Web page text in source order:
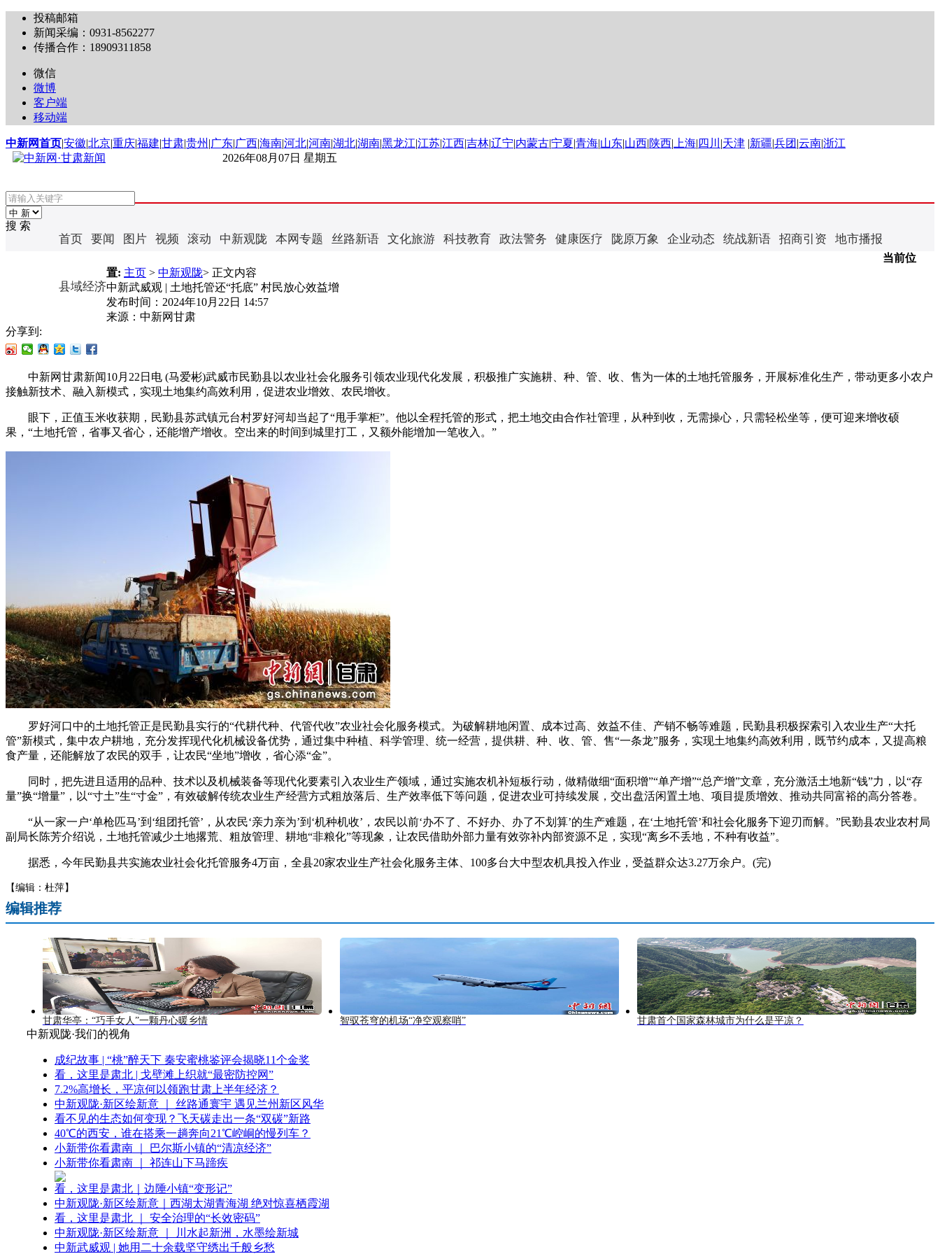
投稿邮箱
新闻采编：0931-8562277
传播合作：18909311858
微信
微博
客户端
移动端
中新网首页|安徽|北京|重庆|福建|甘肃|贵州 |广东|广西|海南|河北|河南|湖北|湖南|黑龙江|江苏|江西|吉林|辽宁|内蒙古|宁夏|青海|山东|山西|陕西| 上海| 四川 |天津 |新疆|兵团 |云南|浙江
2026年08月07日 星期五
搜 索
首页 要闻 图片 视频 滚动 中新观陇 本网专题 丝路新语 文化旅游 科技教育 政法警务 健康医疗 陇原万象 企业动态 统战新语 招商引资 地市播报
县域经济
当前位
置: 主页 > 中新观陇> 正文内容
中新武威观 | 土地托管还“托底” 村民放心效益增
发布时间： 2024年10月22日 14:57
来源： 中新网甘肃
分享到:
中新网甘肃新闻10月22日电 (马爱彬)武威市民勤县以农业社会化服务引领农业现代化发展，积极推广实施耕、种、管、收、售为一体的土地托管服务，开展标准化生产，带动更多小农户
接触新技术、融入新模式，实现土地集约高效利用，促进农业增效、农民增收。
眼下，正值玉米收获期，民勤县苏武镇元台村罗好河却当起了“甩手掌柜”。他以全程托管的形式，把土地交由合作社管理，从种到收，无需操心，只需轻松坐等，便可迎来增收硕
果，“土地托管，省事又省心，还能增产增收。空出来的时间到城里打工，又额外能增加一笔收入。”
罗好河口中的土地托管正是民勤县实行的“代耕代种、代管代收”农业社会化服务模式。为破解耕地闲置、成本过高、效益不佳、产销不畅等难题，民勤县积极探索引入农业生产“大托
管”新模式，集中农户耕地，充分发挥现代化机械设备优势，通过集中种植、科学管理、统一经营，提供耕、种、收、管、售“一条龙”服务，实现土地集约高效利用，既节约成本，又提高粮
食产量，还能解放了农民的双手，让农民“坐地”增收，省心添“金”。
同时，把先进且适用的品种、技术以及机械装备等现代化要素引入农业生产领域，通过实施农机补短板行动，做精做细“面积增”“单产增”“总产增”文章，充分激活土地新“钱”力，以“存
量”换“增量”，以“寸土”生“寸金”，有效破解传统农业生产经营方式粗放落后、生产效率低下等问题，促进农业可持续发展，交出盘活闲置土地、项目提质增效、推动共同富裕的高分答卷。
“从一家一户‘单枪匹马’到‘组团托管’，从农民‘亲力亲为’到‘机种机收’，农民以前‘办不了、不好办、办了不划算’的生产难题，在‘土地托管’和社会化服务下迎刃而解。”民勤县农业农村局
副局长陈芳介绍说，土地托管减少土地撂荒、粗放管理、耕地“非粮化”等现象，让农民借助外部力量有效弥补内部资源不足，实现“离乡不丢地，不种有收益”。
据悉，今年民勤县共实施农业社会化托管服务4万亩，全县20家农业生产社会化服务主体、100多台大中型农机具投入作业，受益群众达3.27万余户。(完)
【编辑：杜萍】
编辑推荐
甘肃华亭：“巧手女人”一颗丹心暖乡情 智驭苍穹的机场“净空观察哨” 甘肃首个国家森林城市为什么是平凉？
中新观陇·我们的视角
成纪故事 | “桃”醉天下 秦安蜜桃鉴评会揭晓11个金奖
看，这里是肃北 | 戈壁滩上织就“最密防控网”
7.2%高增长，平凉何以领跑甘肃上半年经济？
中新观陇·新区绘新意 ｜ 丝路通寰宇 遇见兰州新区风华
看不见的生态如何变现？飞天碳走出一条“双碳”新路
40℃的西安，谁在搭乘一趟奔向21℃崆峒的慢列车？
小新带你看肃南 ｜ 巴尔斯小镇的“清凉经济”
小新带你看肃南 ｜ 祁连山下马蹄疾
看，这里是肃北｜边陲小镇“变形记”
中新观陇·新区绘新意｜西湖太湖青海湖 绝对惊喜栖霞湖
看，这里是肃北 ｜ 安全治理的“长效密码”
中新观陇·新区绘新意 ｜ 川水起新洲，水墨绘新城
中新武威观 | 她用二十余载坚守绣出千般乡愁